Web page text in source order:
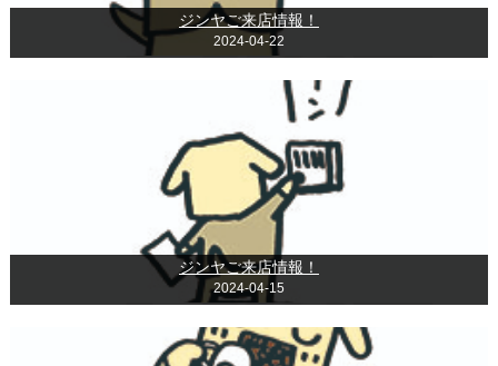
ジンヤご来店情報！
2024-04-22
ジンヤご来店情報！
2024-04-15